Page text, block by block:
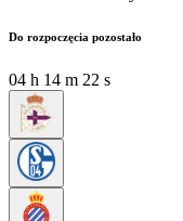
Do rozpoczęcia pozostało
04 h 14 m 20 s